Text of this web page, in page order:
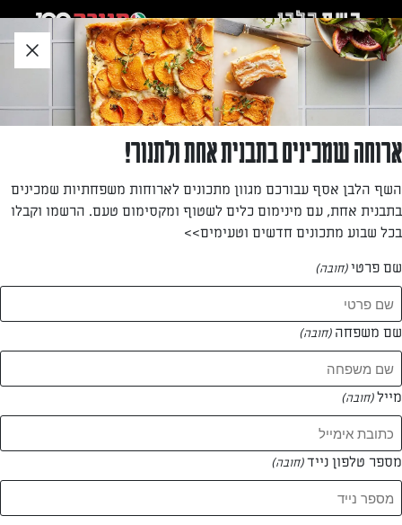
לאזור
תוכן
תחתון
רחל פריהן
—
המתכונים של רחל פריהן
0 מתכונים
המאמרים של רחל פריהן
0 מאמרים
ארוחה שמכינים בתבנית אחת ולתנור!
השף הלבן אסף עבורכם מגוון מתכונים לארוחות משפחתיות שמכינים
בתבנית אחת, עם מינימום כלים לשטוף ומקסימום טעם. הרשמו וקבלו
בכל שבוע מתכונים חדשים וטעימים>>
שם פרטי(חובה)
שם משפחה (חובה)
מייל(חובה)
מספר טלפון נייד(חובה)